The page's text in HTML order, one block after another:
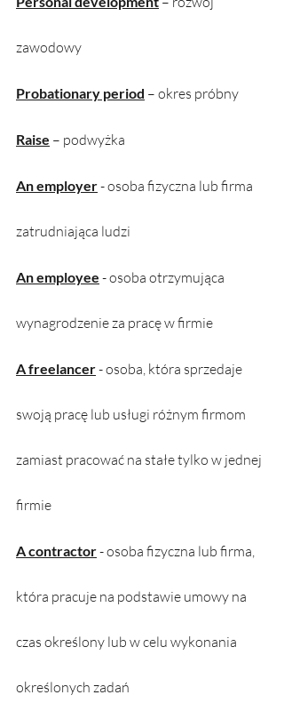
zawodowy
Probationary period – okres próbny
Raise – podwyżka
An employer - osoba fizyczna lub firma
zatrudniająca ludzi
An employee - osoba otrzymująca
wynagrodzenie za pracę w firmie
A freelancer - osoba, która sprzedaje
swoją pracę lub usługi różnym firmom
zamiast pracować na stałe tylko w jednej
firmie
A contractor - osoba fizyczna lub firma,
która pracuje na podstawie umowy na
czas określony lub w celu wykonania
określonych zadań